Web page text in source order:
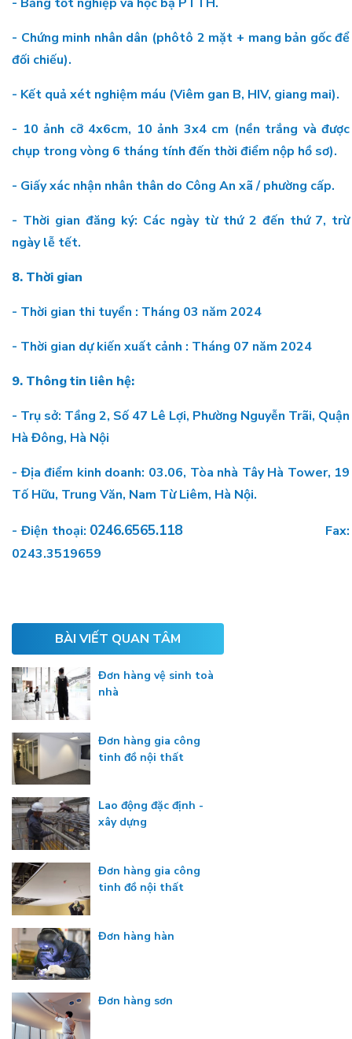
- Chứng minh nhân dân (phôtô 2 mặt + mang bản gốc để
đối chiếu).
- Kết quả xét nghiệm máu (Viêm gan B, HIV, giang mai).
- 10 ảnh cỡ 4x6cm, 10 ảnh 3x4 cm (nền trắng và được
chụp trong vòng 6 tháng tính đến thời điểm nộp hồ sơ).
- Giấy xác nhận nhân thân do Công An xã / phường cấp.
- Thời gian đăng ký: Các ngày từ thứ 2 đến thứ 7, trừ
ngày lễ tết.
8. Thời gian
- Thời gian thi tuyển : Tháng 03 năm 2024
- Thời gian dự kiến xuất cảnh : Tháng 07 năm 2024
9. Thông tin liên hệ:
- Trụ sở: Tầng 2, Số 47 Lê Lợi, Phường Nguyễn Trãi, Quận
Hà Đông, Hà Nội
- Địa điểm kinh doanh: 03.06, Tòa nhà Tây Hà Tower, 19
Tố Hữu, Trung Văn, Nam Từ Liêm, Hà Nội.
- Điện thoại: 0246.6565.118Fax:
0243.3519659
BÀI VIẾT QUAN TÂM
Đơn hàng vệ sinh toà
nhà
Đơn hàng gia công
tinh đồ nội thất
Lao động đặc định -
xây dựng
Đơn hàng gia công
tinh đồ nội thất
Đơn hàng hàn
Đơn hàng sơn